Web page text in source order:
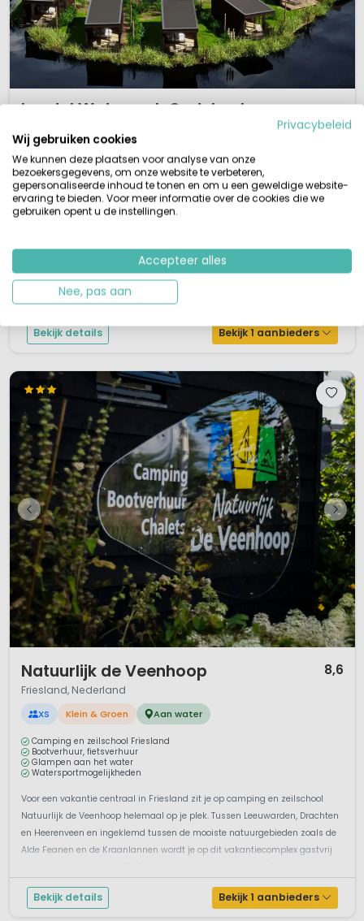
Landal Waterpark Oudehaske
XS
Nieuw park 2025 aan Nannewiid Friesland
Kleinschalig met 60 lodges luxe en comfort
Natuur, rust en water
Recreatiestrand
gasten water en nog eens water. Wanneer je vanuit je luxe Lodge naar
buiten kijkt zie je het Nannawiid. Een leuk en rustig meer met
recreatiestrand. Hier kun je lekker kano varen of je supboard in het water
gooien een gaan maar. Verder kun je ook een frisse duik nemen vanaf h...
Bekijk details Bekijk 1 aanbieders
Natuurlijk de Veenhoop 8,6
Friesland, Nederland
XS Klein & Groen Aan water
Camping en zeilschool Friesland
Bootverhuur, fietsverhuur
Glampen aan het water
Watersportmogelijkheden
Voor een vakantie centraal in Friesland zit je op camping en zeilschool
Natuurlijk de Veenhoop helemaal op je plek. Tussen Leeuwarden, Drachten
en Heerenveen en ingeklemd tussen de mooiste natuurgebieden zoals de
Alde Feanen en de Kraanlannen wordt je op dit vakantiecomplex gastvrij
Bekijk details Bekijk 1 aanbieders
Privacybeleid
Wij gebruiken cookies
We kunnen deze plaatsen voor analyse van onze
bezoekersgegevens, om onze website te verbeteren,
gepersonaliseerde inhoud te tonen en om u een geweldige website-
ervaring te bieden. Voor meer informatie over de cookies die we
gebruiken opent u de instellingen.
Accepteer alles
Nee, pas aan